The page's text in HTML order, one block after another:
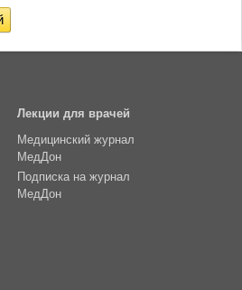
Лекции для врачей
Медицинский журнал
МедДон
Подписка на журнал
МедДон